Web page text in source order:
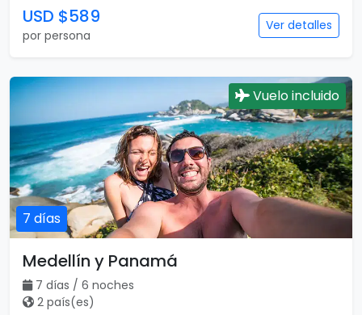
USD $589
por persona
Ver detalles
7 días
Vuelo incluido
Medellín y Panamá
7 días / 6 noches
2 país(es)